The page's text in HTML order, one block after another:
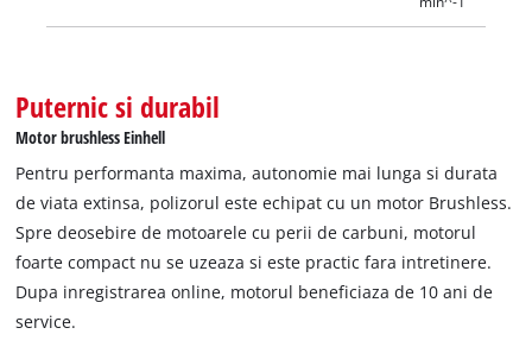
Puternic si durabil
Motor brushless Einhell
Pentru performanta maxima, autonomie mai lunga si durata
de viata extinsa, polizorul este echipat cu un motor Brushless.
Spre deosebire de motoarele cu perii de carbuni, motorul
foarte compact nu se uzeaza si este practic fara intretinere.
Dupa inregistrarea online, motorul beneficiaza de 10 ani de
service.